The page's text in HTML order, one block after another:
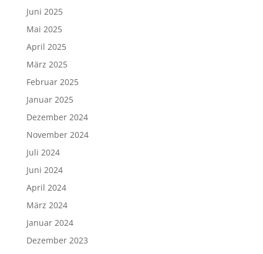
Juni 2025
Mai 2025
April 2025
März 2025
Februar 2025
Januar 2025
Dezember 2024
November 2024
Juli 2024
Juni 2024
April 2024
März 2024
Januar 2024
Dezember 2023